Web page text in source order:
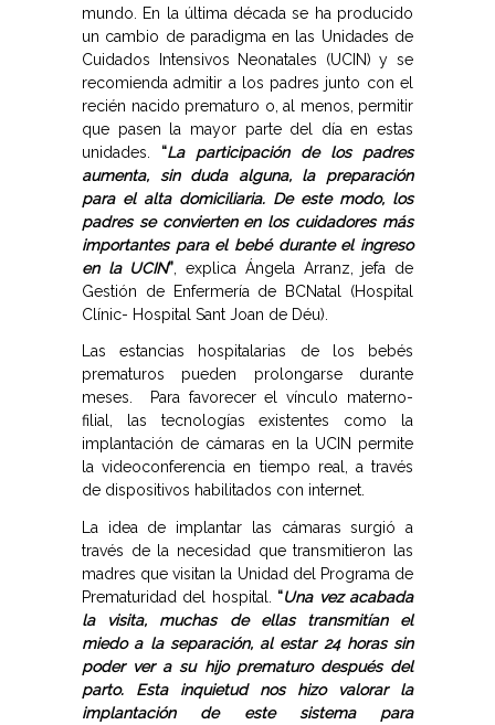
mundo. En la última década se ha producido
un cambio de paradigma en las Unidades de
Cuidados Intensivos Neonatales (UCIN) y se
recomienda admitir a los padres junto con el
recién nacido prematuro o, al menos, permitir
que pasen la mayor parte del día en estas
unidades. “La participación de los padres
aumenta, sin duda alguna, la preparación
para el alta domiciliaria. De este modo, los
padres se convierten en los cuidadores más
importantes para el bebé durante el ingreso
en la UCIN” , explica Ángela Arranz, jefa de
Gestión de Enfermería de BCNatal (Hospital
Clínic- Hospital Sant Joan de Déu).
Las estancias hospitalarias de los bebés
prematuros pueden prolongarse durante
meses. Para favorecer el vínculo materno-
filial, las tecnologías existentes como la
implantación de cámaras en la UCIN permite
la videoconferencia en tiempo real, a través
de dispositivos habilitados con internet.
La idea de implantar las cámaras surgió a
través de la necesidad que transmitieron las
madres que visitan la Unidad del Programa de
Prematuridad del hospital. “Una vez acabada
la visita, muchas de ellas transmitían el
miedo a la separación, al estar 24 horas sin
poder ver a su hijo prematuro después del
parto. Esta inquietud nos hizo valorar la
implantación de este sistema para